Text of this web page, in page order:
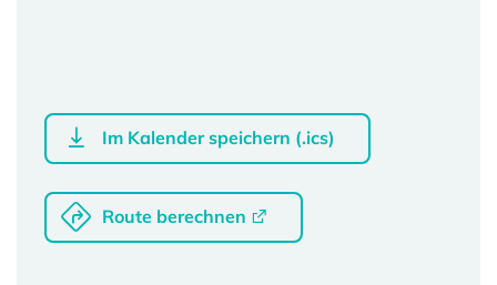
Im Kalender speichern (.ics)
Route berechnen